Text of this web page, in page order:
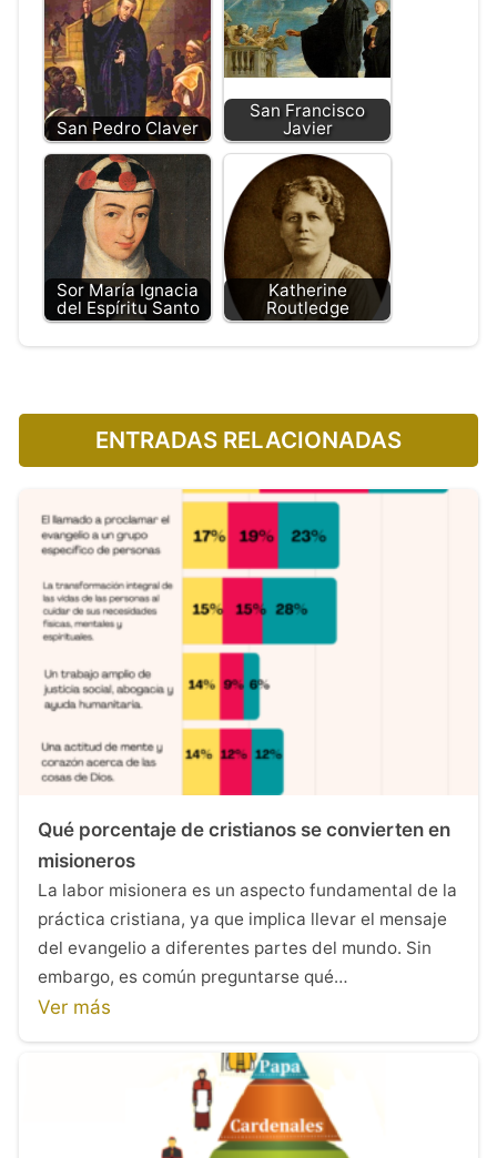
San Pedro Claver
San Francisco
Javier
Sor María Ignacia
del Espíritu Santo
Katherine
Routledge
ENTRADAS RELACIONADAS
Qué porcentaje de cristianos se convierten en
misioneros
La labor misionera es un aspecto fundamental de la
práctica cristiana, ya que implica llevar el mensaje
del evangelio a diferentes partes del mundo. Sin
embargo, es común preguntarse qué…
Ver más